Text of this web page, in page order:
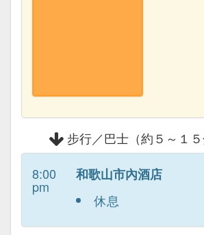
步行／巴士（約５～１５
8:00
pm
和歌山市內酒店
休息